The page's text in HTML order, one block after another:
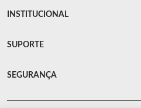
INSTITUCIONAL
SUPORTE
SEGURANÇA